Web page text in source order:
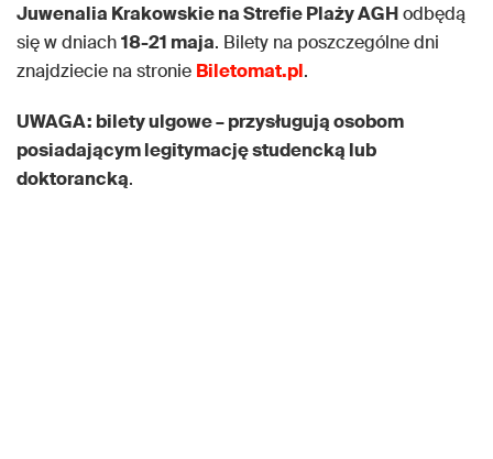
Juwenalia Krakowskie na Strefie Plaży AGHodbędą
się w dniach18-21 maja. Bilety na poszczególne dni
znajdziecie na stronie Biletomat.pl.
UWAGA: bilety ulgowe – przysługują osobom
posiadającym legitymację studencką lub
doktorancką.